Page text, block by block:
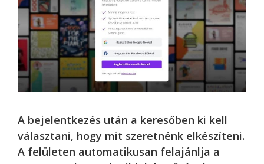
A bejelentkezés után a keresőben ki kell
választani, hogy mit szeretnénk elkészíteni.
A felületen automatikusan felajánlja a